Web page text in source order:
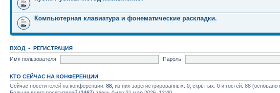
Компьютерная клавиатура и фонематические раскладки.
ВХОД • РЕГИСТРАЦИЯ
Имя пользователя:
Пароль:
КТО СЕЙЧАС НА КОНФЕРЕНЦИИ
Сейчас посетителей на конференции: 88 , из них зарегистрированных: 0, скрытых: 0 и гостей: 88